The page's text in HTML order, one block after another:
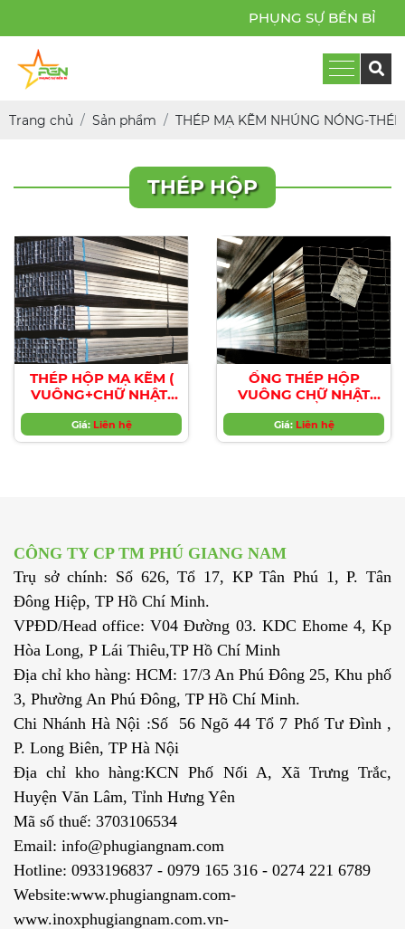
PHỤNG SỰ BỀN BỈ
Trang chủ Sản phẩm THÉP MẠ KẼM NHÚNG NÓNG-
THÉP HỘP
THÉP HỘP MẠ KẼM (
VUÔNG+CHỮ NHẬT)
HÒA PHÁT,HOA SEN,
VINA ONE, NAM KIM...
GIÁ TỐT NHẤT,BÁO
Giá: Liên hệ
ỐNG THÉP HỘP
VUÔNG CHỮ NHẬT
TIÊU CHUẨN KS D
3568-1991(SPRK) , JIS
G 3466-
Giá: Liên hệ
CÔNG TY CP TM PHÚ GIANG NAM
Trụ sở chính: Số 626, Tổ 17, KP Tân Phú 1, P. Tân
Đông Hiệp, TP Hồ Chí Minh.
VPĐD/Head office: V04 Đường 03. KDC Ehome 4, Kp
Hòa Long, P Lái Thiêu,TP Hồ Chí Minh
Địa chỉ kho hàng: HCM: 17/3 An Phú Đông 25, Khu phố
3, Phường An Phú Đông, TP Hồ Chí Minh.
Chi Nhánh Hà Nội :Số 56 Ngõ 44 Tổ 7 Phố Tư Đình ,
P. Long Biên, TP Hà Nội
Địa chỉ kho hàng:KCN Phố Nối A, Xã Trưng Trắc,
Huyện Văn Lâm, Tỉnh Hưng Yên
Mã số thuế: 3703106534
Email: info@phugiangnam.com
Hotline: 0933196837 - 0979 165 316 - 0274 221 6789
Website:www.phugiangnam.com-
www.inoxphugiangnam.com.vn-